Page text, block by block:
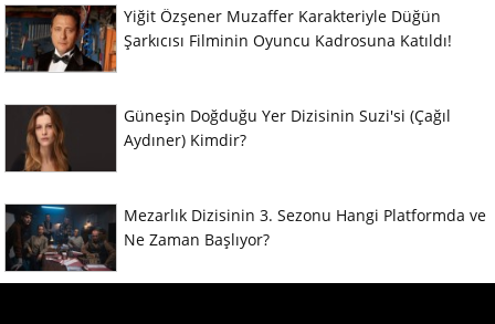
Yiğit Özşener Muzaffer Karakteriyle Düğün
Şarkıcısı Filminin Oyuncu Kadrosuna Katıldı!
Güneşin Doğduğu Yer Dizisinin Suzi'si (Çağıl
Aydıner) Kimdir?
Mezarlık Dizisinin 3. Sezonu Hangi Platformda ve
Ne Zaman Başlıyor?